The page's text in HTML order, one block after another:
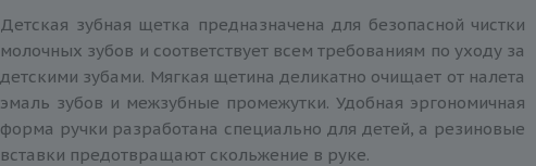
Детская зубная щетка предназначена для безопасной чистки
молочных зубов и соответствует всем требованиям по уходу за
детскими зубами. Мягкая щетина деликатно очищает от налета
эмаль зубов и межзубные промежутки. Удобная эргономичная
форма ручки разработана специально для детей, а резиновые
вставки предотвращают скольжение в руке.